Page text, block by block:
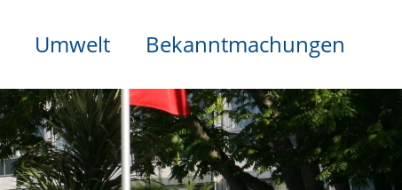
Umwelt Bekanntmachungen